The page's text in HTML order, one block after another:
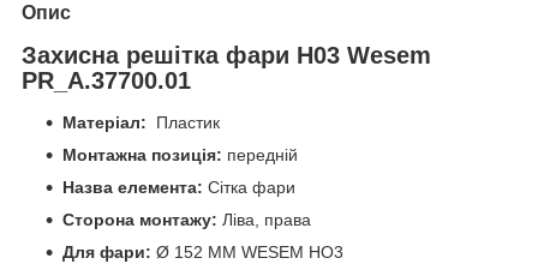
Опис
Захисна решітка фари H03 Wesem
PR_A.37700.01
Матеріал: Пластик
Монтажна позиція: передній
Назва елемента: Сітка фари
Сторона монтажу: Ліва, права
Для фари: Ø 152 ММ WESEM HO3